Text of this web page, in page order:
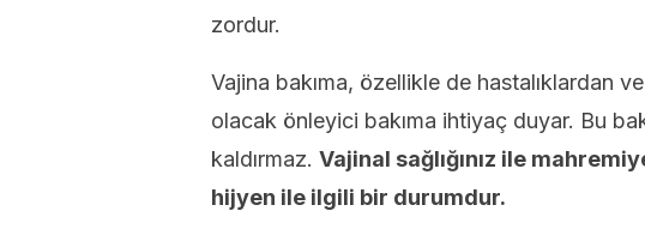
zordur.
Vajina bakıma, özellikle de hastalıklardan
olacak önleyici bakıma ihtiyaç duyar. Bu
kaldırmaz. Vajinal sağlığınız ile
hijyen ile ilgili bir durumdur.